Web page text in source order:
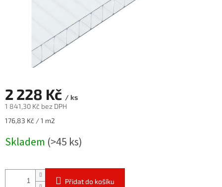
2 228 Kč / ks
1 841,30 Kč bez DPH
Měrná
176,83 Kč / 1 m2
Skladem (>45 ks)
Přidat do košíku